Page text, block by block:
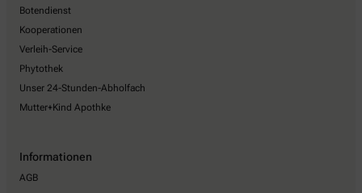
Botendienst
Kooperationen
Verleih-Service
Phytothek
Unser 24-Stunden-Abholfach
Mutter+Kind Apothke
Informationen
AGB